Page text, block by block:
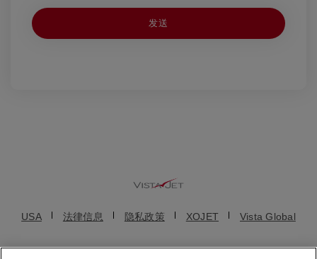
USA 法律信息 隐私政策 XOJET Vista Global